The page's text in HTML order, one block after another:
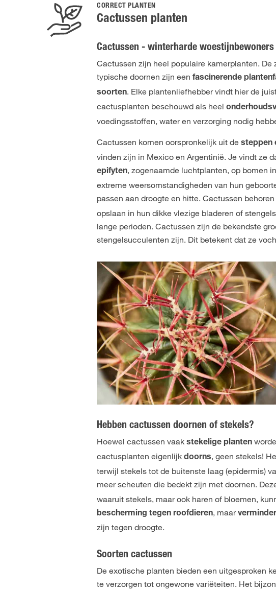
CORRECT PLANTEN
Cactussen planten
Cactussen - winterharde woestijnbewoners
Cactussen zijn heel populaire kamerplanten.
typische doornen zijn eenfascinerende
soorten. Elke plantenliefhebber vindt hier de
cactusplanten beschouwd als heel
voedingsstoffen, water en verzorging nodig
Cactussen komen oorspronkelijk uit desteppen
vinden zijn in Mexico en Argentinië. Je vindt ze
epifyten, zogenaamde luchtplanten, op bomen
extreme weersomstandigheden van hun
passen aan droogte en hitte. Cactussen
opslaan in hun dikke vlezige bladeren of
lange perioden. Cactussen zijn de bekendste
stengelsucculenten zijn. Dit betekent dat ze
Hebben cactussen doornen of stekels?
Hoewel cactussen vaakstekelige planten
cactusplanten eigenlijkdoorns, geen stekels!
terwijl stekels tot de buitenste laag (epidermis)
meer scheuten die bedekt zijn met doornen.
waaruit stekels, maar ook haren of bloemen,
bescherming tegen roofdieren, maar
zijn tegen droogte.
Soorten cactussen
De exotische planten bieden een uitgesproken
te verzorgen tot ongewone variëteiten. Het